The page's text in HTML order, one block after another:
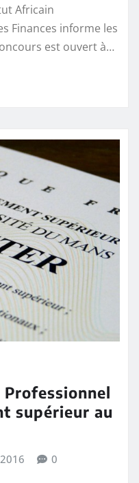
Africain
Finances informe les
est ouvert à…
supérieur au
0